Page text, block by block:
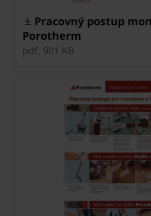
Pracovný postup
Porotherm
pdf, 901 KB